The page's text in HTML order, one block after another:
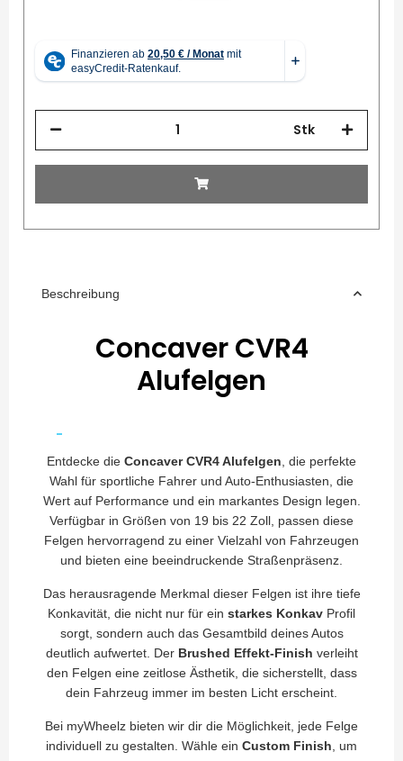
Stk
Beschreibung
Concaver CVR4
Alufelgen
Entdecke die Concaver CVR4 Alufelgen, die perfekte
Wahl für sportliche Fahrer und Auto-Enthusiasten, die
Wert auf Performance und ein markantes Design legen.
Verfügbar in Größen von 19 bis 22 Zoll, passen diese
Felgen hervorragend zu einer Vielzahl von Fahrzeugen
und bieten eine beeindruckende Straßenpräsenz.
Das herausragende Merkmal dieser Felgen ist ihre tiefe
Konkavität, die nicht nur für ein starkes Konkav Profil
sorgt, sondern auch das Gesamtbild deines Autos
deutlich aufwertet. Der Brushed Effekt-Finish verleiht
den Felgen eine zeitlose Ästhetik, die sicherstellt, dass
dein Fahrzeug immer im besten Licht erscheint.
Bei myWheelz bieten wir dir die Möglichkeit, jede Felge
individuell zu gestalten. Wähle ein Custom Finish, um